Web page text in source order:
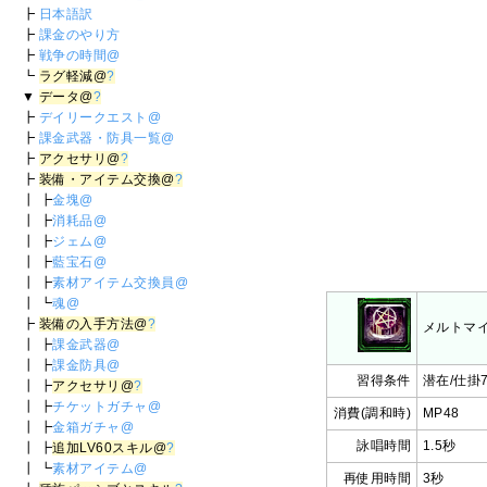
メルトマ
習得条件 潜在/仕掛
消費(調和時) MP48
詠唱時間 1.5秒
再使用時間 3秒
┣ 日本語訳
┣ 課金のやり方
┣ 戦争の時間@
┗ ラグ軽減@?
▼ データ@?
┣ デイリークエスト@
┣ 課金武器・防具一覧@
┣ アクセサリ@?
┣ 装備・アイテム交換@?
┃ ┣金塊@
┃ ┣消耗品@
┃ ┣ジェム@
┃ ┣藍宝石@
┃ ┣素材アイテム交換員@
┃ ┗魂@
┣ 装備の入手方法@?
┃ ┣課金武器@
┃ ┣課金防具@
┃ ┣アクセサリ@?
┃ ┣チケットガチャ@
┃ ┣金箱ガチャ@
┃ ┣追加LV60スキル@?
┃ ┗素材アイテム@